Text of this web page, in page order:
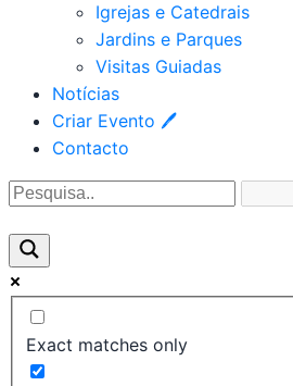
Igrejas e Catedrais
Jardins e Parques
Visitas Guiadas
Notícias
Criar Evento 🖊
Contacto
Exact matches only